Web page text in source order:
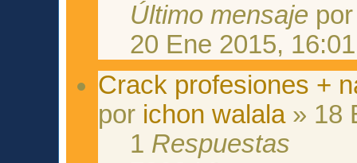
Último mensaje
20 Ene 2015, 16:01
Crack profesiones +
por ichon walala» 18
1 Respuestas